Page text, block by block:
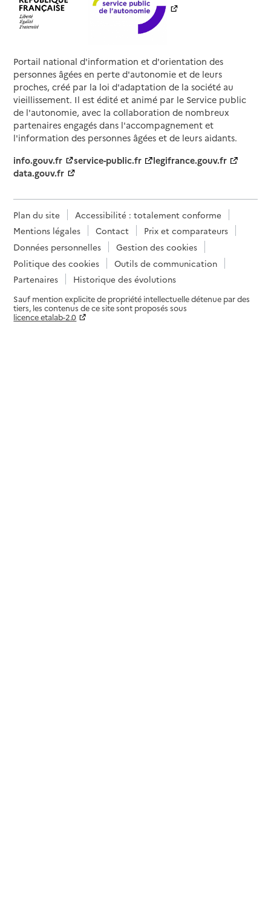
Portail national d'information et d'orientation des
personnes âgées en perte d'autonomie et de leurs
proches, créé par la loi d'adaptation de la société au
vieillissement. Il est édité et animé par le Service public
de l'autonomie, avec la collaboration de nombreux
partenaires engagés dans l'accompagnement et
l'information des personnes âgées et de leurs aidants.
info.gouv.fr
service-public.fr
legifrance.gouv.fr
data.gouv.fr
Plan du site
Accessibilité : totalement conforme
Mentions légales
Contact
Prix et comparateurs
Données personnelles
Gestion des cookies
Politique des cookies
Outils de communication
Partenaires
Historique des évolutions
Sauf mention explicite de propriété intellectuelle détenue par des
tiers, les contenus de ce site sont proposés sous
licence etalab-2.0